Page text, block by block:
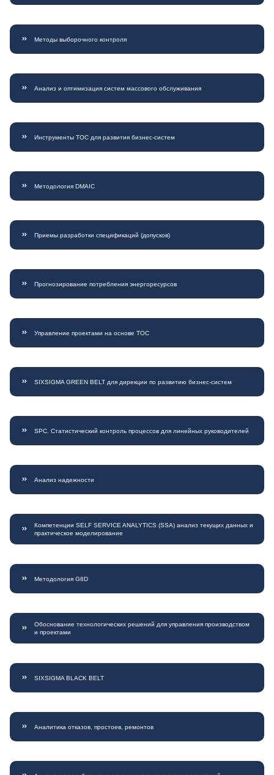
Методы выборочного контроля
Анализ и оптимизация систем массового обслуживания
Инструменты ТОС для развития бизнес-систем
Методология DMAIC
Приемы разработки спецификаций (допусков)
Прогнозирование потребления энергоресурсов
Управление проектами на основе ТОС
SIXSIGMA GREEN BELT для дирекции по развитию бизнес-систем
SPC. Статистический контроль процессов для линейных руководителей
Анализ надежности
Компетенции SELF SERVICE ANALYTICS (SSA) анализ текущих данных и
практическое моделирование
Методология G8D
Обоснование технологических решений для управления производством
и проектами
SIXSIGMA BLACK BELT
Аналитика отказов, простоев, ремонтов